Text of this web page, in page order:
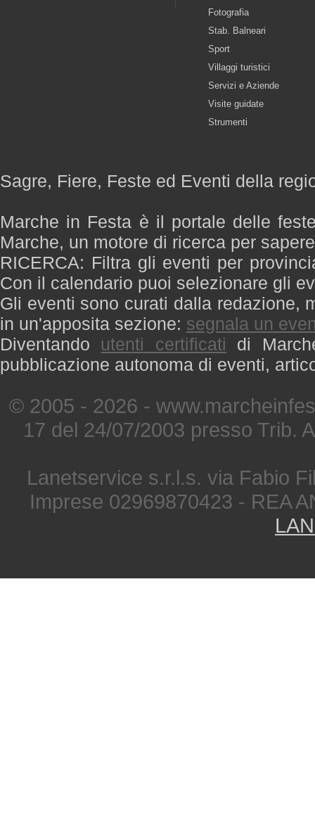
Fotografia
Stab. Balneari
Sport
Villaggi turistici
Servizi e Aziende
Visite guidate
Strumenti
Sagre, Fiere, Feste ed Eventi della
Marche in Festa è il portale delle
Marche, un motore di ricerca per
RICERCA: Filtra gli eventi per
Con il calendario puoi selezionare gli
Gli eventi sono curati dalla redazione,
in un'apposita sezione: segnala un
Diventando utenti certificati di
pubblicazione autonoma di eventi,
© 2005 - 2026 -
17 del 24/07/2003 presso Trib.
Lanetservice s.r.l.s. via Fabio
Imprese 02969870423 - REA